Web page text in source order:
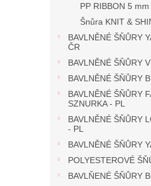
PP RIBBON 5 mm
Šnůra KNIT &
BAVLNĚNÉ ŠŇŮRY
ČR
BAVLNĚNÉ ŠŇŮRY
BAVLNĚNÉ ŠŇŮRY
BAVLNĚNÉ ŠŇŮRY
SZNURKA - PL
BAVLNĚNÉ ŠŇŮRY
- PL
BAVLNĚNÉ ŠŇŮRY
POLYESTEROVÉ
BAVLŇENÉ ŠŇŮRY